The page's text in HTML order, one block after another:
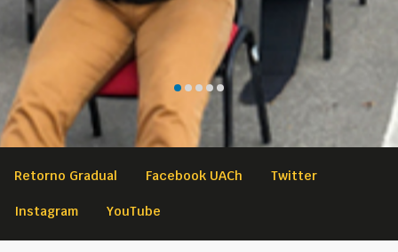
Retorno Gradual Facebook UACh Twitter
Instagram YouTube